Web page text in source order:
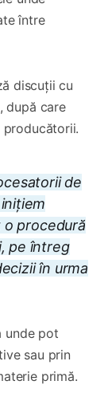
între
discuții cu
după care
producătorii.
de
o procedură
pe întreg
în urma
unde pot
sau prin
primă.